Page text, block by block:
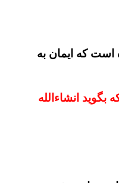
است که ایمان به
بگوید انشاءالله